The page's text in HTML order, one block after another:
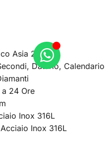
Asia 2813
Datario, Calendario
24 Ore
Inox 316L
Inox 316L